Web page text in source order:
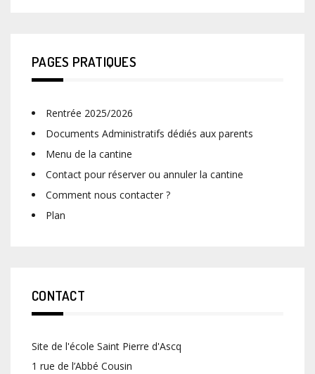
PAGES PRATIQUES
Rentrée 2025/2026
Documents Administratifs dédiés aux parents
Menu de la cantine
Contact pour réserver ou annuler la cantine
Comment nous contacter ?
Plan
CONTACT
Site de l'école Saint Pierre d'Ascq
1 rue de l’Abbé Cousin